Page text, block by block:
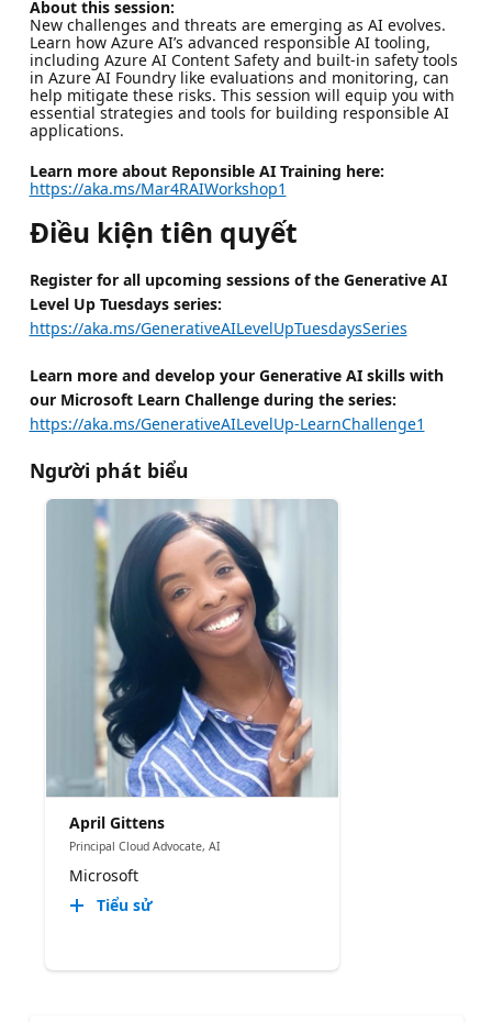
About this session:
New challenges and threats are emerging as AI evolves.
Learn how Azure AI’s advanced responsible AI tooling,
including Azure AI Content Safety and built-in safety tools
in Azure AI Foundry like evaluations and monitoring, can
help mitigate these risks. This session will equip you with
essential strategies and tools for building responsible AI
applications.
Learn more about Reponsible AI Training here:
https://aka.ms/Mar4RAIWorkshop1
Điều kiện tiên quyết
Register for all upcoming sessions of the Generative AI
Level Up Tuesdays series:
https://aka.ms/GenerativeAILevelUpTuesdaysSeries
Learn more and develop your Generative AI skills with
our Microsoft Learn Challenge during the series:
https://aka.ms/GenerativeAILevelUp-LearnChallenge1
Người phát biểu
April Gittens
Principal Cloud Advocate, AI
Microsoft
Tiểu sử